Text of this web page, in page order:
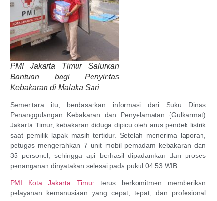
PMI Jakarta Timur Salurkan
Bantuan bagi Penyintas
Kebakaran di Malaka Sari
Sementara itu, berdasarkan informasi dari Suku Dinas
Penanggulangan Kebakaran dan Penyelamatan (Gulkarmat)
Jakarta Timur, kebakaran diduga dipicu oleh arus pendek listrik
saat pemilik lapak masih tertidur. Setelah menerima laporan,
petugas mengerahkan 7 unit mobil pemadam kebakaran dan
35 personel, sehingga api berhasil dipadamkan dan proses
penanganan dinyatakan selesai pada pukul 04.53 WIB.
PMI Kota Jakarta Timurterus berkomitmen memberikan
pelayanan kemanusiaan yang cepat, tepat, dan profesional